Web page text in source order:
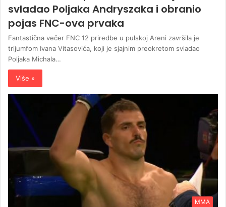
svladao Poljaka Andryszaka i obranio
pojas FNC-ova prvaka
Fantastična večer FNC 12 priredbe u pulskoj Areni završila je
trijumfom Ivana Vitasovića, koji je sjajnim preokretom svladao
Poljaka Michala…
Više »
MMA